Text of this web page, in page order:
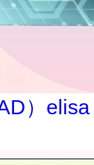
）elisa